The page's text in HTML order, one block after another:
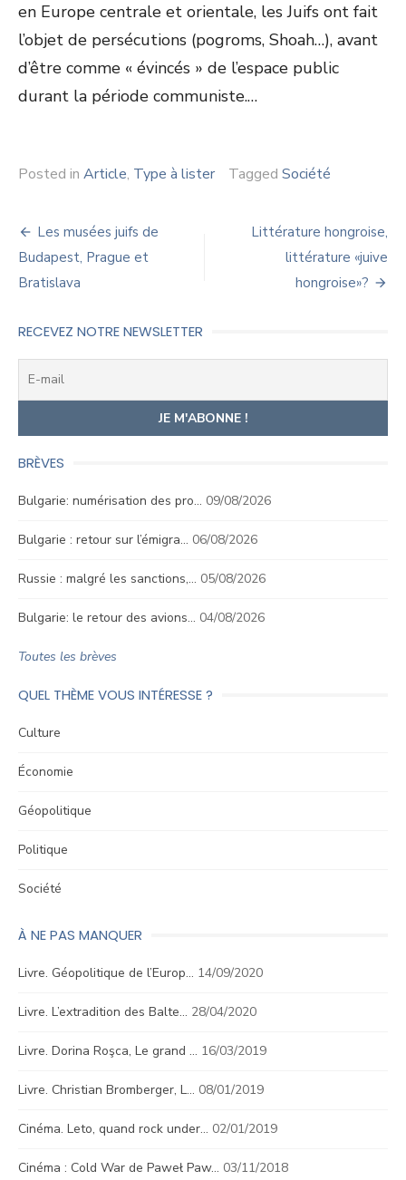
en Europe centrale et orientale, les Juifs ont fait
l’objet de persécutions (pogroms, Shoah…), avant
d’être comme « évincés » de l’espace public
durant la période communiste.…
Posted in Article, Type à lister Tagged Société
Navigation
de
l’article
Les musées juifs de
Budapest, Prague et
Bratislava
Littérature hongroise,
littérature «juive
hongroise»?
RECEVEZ NOTRE NEWSLETTER
BRÈVES
Bulgarie: numérisation des pro… 09/08/2026
Bulgarie : retour sur l’émigra… 06/08/2026
Russie : malgré les sanctions,… 05/08/2026
Bulgarie: le retour des avions… 04/08/2026
Toutes les brèves
QUEL THÈME VOUS INTÉRESSE ?
Culture
Économie
Géopolitique
Politique
Société
À NE PAS MANQUER
Livre. Géopolitique de l’Europ… 14/09/2020
Livre. L’extradition des Balte… 28/04/2020
Livre. Dorina Roşca, Le grand … 16/03/2019
Livre. Christian Bromberger, L… 08/01/2019
Cinéma. Leto, quand rock under… 02/01/2019
Cinéma : Cold War de Paweł Paw… 03/11/2018